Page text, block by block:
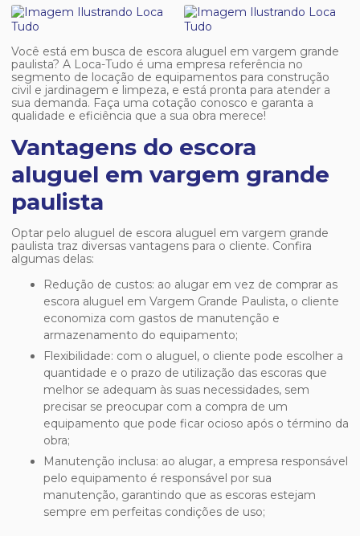
Você está em busca de escora aluguel em vargem grande
paulista? A Loca-Tudo é uma empresa referência no
segmento de locação de equipamentos para construção
civil e jardinagem e limpeza, e está pronta para atender a
sua demanda. Faça uma cotação conosco e garanta a
qualidade e eficiência que a sua obra merece!
Vantagens do escora
aluguel em vargem grande
paulista
Optar pelo aluguel de escora aluguel em vargem grande
paulista traz diversas vantagens para o cliente. Confira
algumas delas:
Redução de custos: ao alugar em vez de comprar as
escora aluguel em Vargem Grande Paulista, o cliente
economiza com gastos de manutenção e
armazenamento do equipamento;
Flexibilidade: com o aluguel, o cliente pode escolher a
quantidade e o prazo de utilização das escoras que
melhor se adequam às suas necessidades, sem
precisar se preocupar com a compra de um
equipamento que pode ficar ocioso após o término da
obra;
Manutenção inclusa: ao alugar, a empresa responsável
pelo equipamento é responsável por sua
manutenção, garantindo que as escoras estejam
sempre em perfeitas condições de uso;